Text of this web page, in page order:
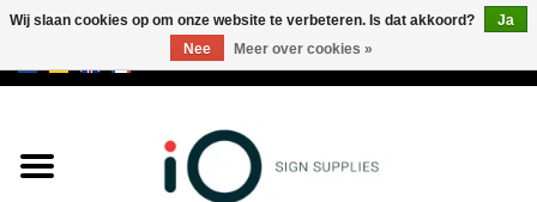
Merken
Wij slaan cookies op om onze website te verbeteren. Is dat akkoord?
Ja
Nee
Meer over cookies »